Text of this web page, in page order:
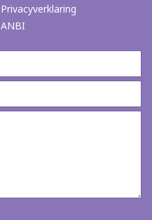
Privacyverklaring
ANBI